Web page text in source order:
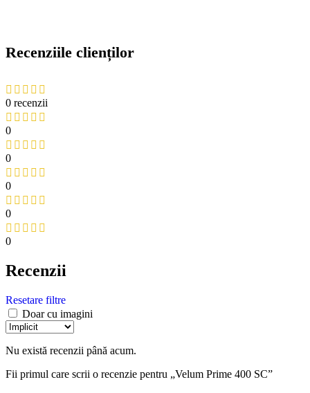
Recenziile clienților
0 recenzii
0
0
0
0
0
Recenzii
Resetare filtre
Doar cu imagini
Nu există recenzii până acum.
Fii primul care scrii o recenzie pentru „Velum Prime 400 SC”